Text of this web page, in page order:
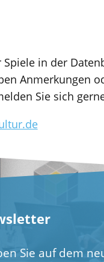
in der
Anmerkungen
Sie sich
Sie auf dem